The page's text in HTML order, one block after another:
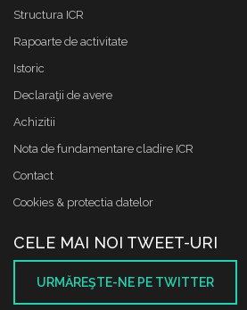
Structura ICR
Rapoarte de activitate
Istoric
Declaraţii de avere
Achizitii
Nota de fundamentare cladire ICR
Contact
Cookies & protectia datelor
CELE MAI NOI TWEET-URI
URMĂREŞTE-NE PE TWITTER